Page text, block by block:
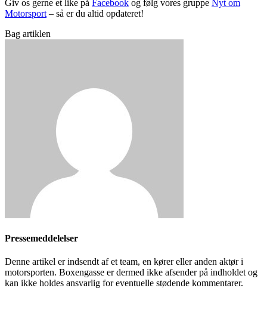
Giv os gerne et like på Facebook og følg vores gruppe Nyt om
Motorsport – så er du altid opdateret!
Bag artiklen
Pressemeddelelser
Denne artikel er indsendt af et team, en kører eller anden aktør i
motorsporten. Boxengasse er dermed ikke afsender på indholdet og
kan ikke holdes ansvarlig for eventuelle stødende kommentarer.